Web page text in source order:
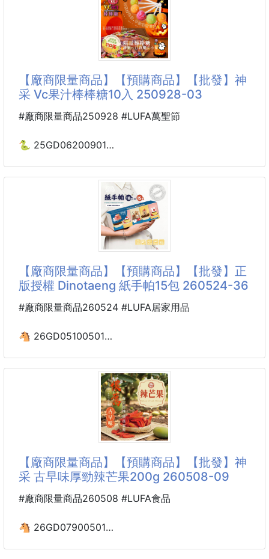
低溫慢烤，派皮酥鬆、棗香迷人。
※廠商控價…零售價不可低於$99
💥冷泡熱泡都別有一般風味
💃荔枝清香×錫蘭紅茶底蘊
以斯里蘭卡高地紅茶為基底，融入淡雅荔枝香氣，尾韻
柔甜、入口順滑不澀。
鬆、甜蜜暖心❤️
🌿精選好茶，果香迷人
採用頂級荔枝香料與斯里蘭卡紅茶慢烘12小時
果香明顯、茶香甘醇、口感柔順
每一袋茶包都充滿天然果香，飲用方便又安心
✨高質感日常茶・家庭必
【廠商限量商品】【預購商品】【批發】神
采 Vc果汁棒棒糖10入 250928-03
#廠商限量商品250928 #LUFA萬聖節
🐍 25GD06200901
※廠商控價…零售價不可低於$79
🎃 萬聖限定｜不給糖就搗蛋 👻
🌸神采-Vc果汁棒棒糖10入🍭萬聖節必備
🎉三款雙拼風味｜一口咬下酸甜果香爆發！
💖果汁含量高達20%，每支都是真果濃縮精華！
💰1袋（10入）只要 $xxx 元！（原價$139）
🔥超搶手：補習班老師、辦公室同事、親子家庭通通
三款超人氣雙拼組合，每一
【廠商限量商品】【預購商品】【批發】正
版授權 Dinotaeng 紙手帕15包 260524-36
#廠商限量商品260524 #LUFA居家用品
🐴 26GD05100501
※廠商控價…零售價不可低於$59
🐻Dinotaeng迷你紙手帕｜療癒隨身，給肌膚最溫柔的
Dinotaeng迷你紙手帕不僅擁有正版授權的雙面可愛設
計，更在細節處展現職人等級的柔軟品質。輕巧一包，
裝進口袋的是可愛，更是安心。
✨為什麼妳會愛上它？
採用黃金比例配方，一張抵兩張！厚實柔軟且不易破
【廠商限量商品】【預購商品】【批發】神
采 古早味厚勁辣芒果200g 260508-09
#廠商限量商品260508 #LUFA食品
🐴 26GD07900501